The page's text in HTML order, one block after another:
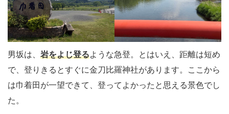
男坂は、 岩をよじ登るような急登。とはいえ、距離は短め
で、登りきるとすぐに金刀比羅神社があります。ここから
は巾着田が一望できて、登ってよかったと思える景色でし
た。